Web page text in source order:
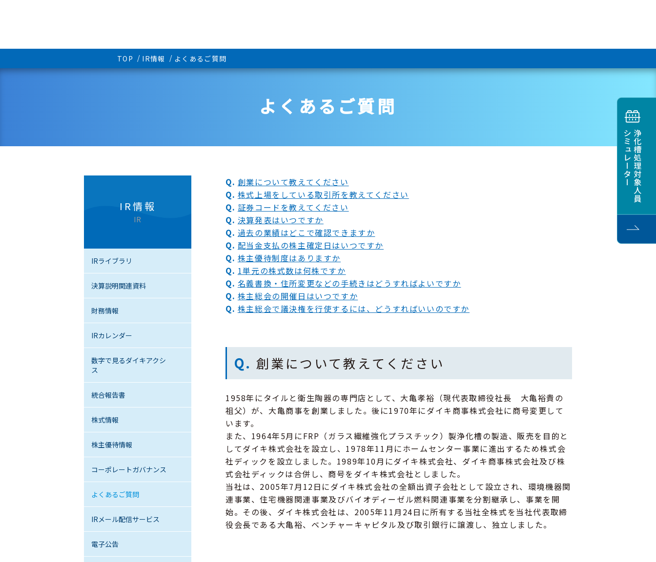
TOP IR情報 よくあるご質問
よくあるご質問
IR情報
IR
IRライブラリ
決算説明関連資料
財務情報
IRカレンダー
数字で見るダイキアクシ
ス
統合報告書
株式情報
株主優待情報
コーポレートガバナンス
よくあるご質問
IRメール配信サービス
電子公告
Q. 創業について教えてください
Q. 株式上場をしている取引所を教えてください
Q. 証券コードを教えてください
Q. 決算発表はいつですか
Q. 過去の業績はどこで確認できますか
Q. 配当金支払の株主確定日はいつですか
Q. 株主優待制度はありますか
Q. 1単元の株式数は何株ですか
Q. 名義書換・住所変更などの手続きはどうすればよいですか
Q. 株主総会の開催日はいつですか
Q. 株主総会で議決権を行使するには、どうすればいいのですか
Q. 創業について教えてください
1958年にタイルと衛生陶器の専門店として、大亀孝裕（現代表取締役社長 大亀裕貴の
祖父）が、大亀商事を創業しました。後に1970年にダイキ商事株式会社に商号変更して
います。
また、1964年5月にFRP（ガラス繊維強化プラスチック）製浄化槽の製造、販売を目的と
してダイキ株式会社を設立し、1978年11月にホームセンター事業に進出するため株式会
社ディックを設立しました。1989年10月にダイキ株式会社、ダイキ商事株式会社及び株
式会社ディックは合併し、商号をダイキ株式会社としました。
当社は、2005年7月12日にダイキ株式会社の全額出資子会社として設立され、環境機器関
連事業、住宅機器関連事業及びバイオディーゼル燃料関連事業を分割継承し、事業を開
始。その後、ダイキ株式会社は、2005年11月24日に所有する当社全株式を当社代表取締
役会長である大亀裕、ベンチャーキャピタル及び取引銀行に譲渡し、独立しました。